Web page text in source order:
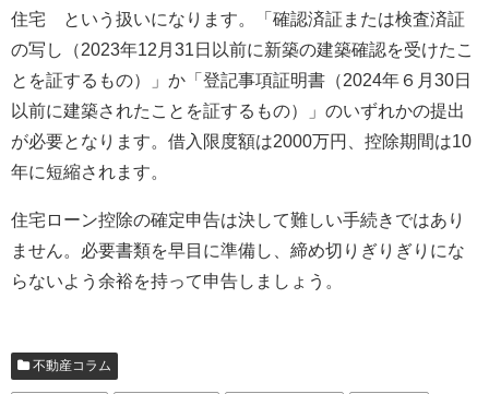
住宅 という扱いになります。「確認済証または検査済証
の写し（2023年12月31日以前に新築の建築確認を受けたこ
とを証するもの）」か「登記事項証明書（2024年６月30日
以前に建築されたことを証するもの）」のいずれかの提出
が必要となります。借入限度額は2000万円、控除期間は10
年に短縮されます。
住宅ローン控除の確定申告は決して難しい手続きではあり
ません。必要書類を早目に準備し、締め切りぎりぎりにな
らないよう余裕を持って申告しましょう。
不動産コラム